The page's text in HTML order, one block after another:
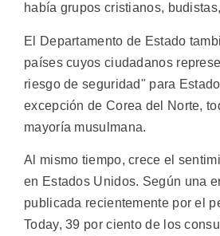
había grupos cristianos,
El Departamento de Estado
países cuyos ciudadanos
riesgo de seguridad" para
excepción de Corea del Norte,
mayoría musulmana.
Al mismo tiempo, crece el
en Estados Unidos. Según una
publicada recientemente por el
Today, 39 por ciento de los